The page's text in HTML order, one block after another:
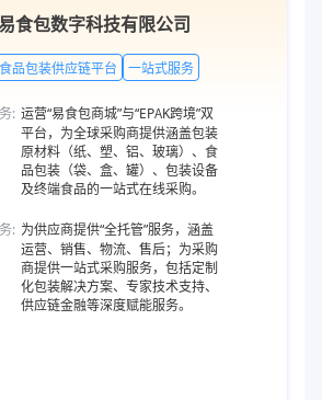
食包数字科技有限公司
品包装供应链平台 一站式服务
: 运营“易食包商城”与“EPAK跨境”双
平台，为全球采购商提供涵盖包装
原材料（纸、塑、铝、玻璃）、食
品包装（袋、盒、罐）、包装设备
及终端食品的一站式在线采购。
: 为供应商提供“全托管”服务，涵盖
运营、销售、物流、售后；为采购
商提供一站式采购服务，包括定制
化包装解决方案、专家技术支持、
供应链金融等深度赋能服务。